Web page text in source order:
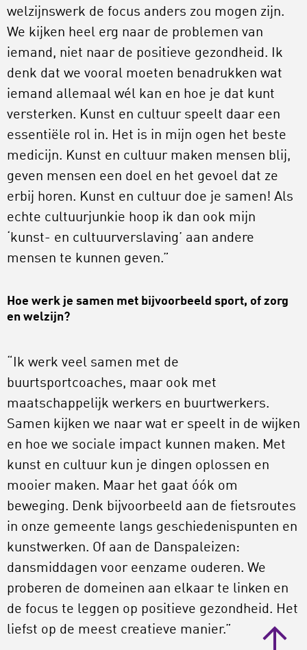
welzijnswerk de focus anders zou mogen zijn.
We kijken heel erg naar de problemen van
iemand, niet naar de positieve gezondheid. Ik
denk dat we vooral moeten benadrukken wat
iemand allemaal wél kan en hoe je dat kunt
versterken. Kunst en cultuur speelt daar een
essentiële rol in. Het is in mijn ogen het beste
medicijn. Kunst en cultuur maken mensen blij,
geven mensen een doel en het gevoel dat ze
erbij horen. Kunst en cultuur doe je samen! Als
echte cultuurjunkie hoop ik dan ook mijn
‘kunst- en cultuurverslaving’ aan andere
mensen te kunnen geven.”
Hoe werk je samen met bijvoorbeeld sport, of zorg
en welzijn?
“Ik werk veel samen met de
buurtsportcoaches, maar ook met
maatschappelijk werkers en buurtwerkers.
Samen kijken we naar wat er speelt in de wijken
en hoe we sociale impact kunnen maken. Met
kunst en cultuur kun je dingen oplossen en
mooier maken. Maar het gaat óók om
beweging. Denk bijvoorbeeld aan de fietsroutes
in onze gemeente langs geschiedenispunten en
kunstwerken. Of aan de Danspaleizen:
dansmiddagen voor eenzame ouderen. We
proberen de domeinen aan elkaar te linken en
de focus te leggen op positieve gezondheid. Het
liefst op de meest creatieve manier.”